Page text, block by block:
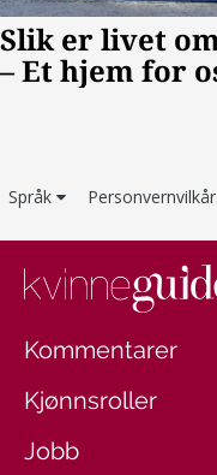
Språk Personvernvilkår
Kommentarer
Kjønnsroller
Jobb